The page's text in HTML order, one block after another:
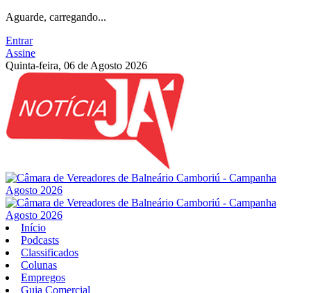
Aguarde, carregando...
Entrar
Assine
Quinta-feira, 06 de Agosto 2026
Início
Podcasts
Classificados
Colunas
Empregos
Guia Comercial